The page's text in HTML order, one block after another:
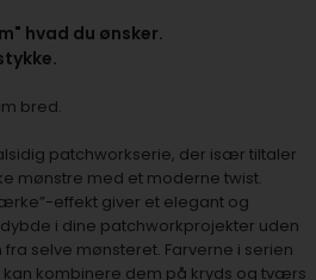
hvad du ønsker.
bred.
patchworkserie, der især tiltaler
mønstre med et moderne twist.
effekt giver et elegant og
i dine patchworkprojekter uden
selve mønsteret. Farverne i serien
kan kombinere dem på kryds og tværs